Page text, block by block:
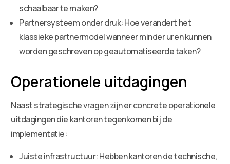
schaalbaar te maken?
Partnersysteem onder druk: Hoe verandert het
klassieke partnermodel wanneer minder uren kunnen
worden geschreven op geautomatiseerde taken?
Operationele uitdagingen
Naast strategische vragen zijn er concrete operationele
uitdagingen die kantoren tegenkomen bij de
implementatie:
Juiste infrastructuur: Hebben kantoren de technische,